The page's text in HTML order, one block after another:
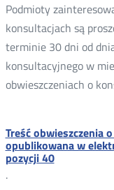
Podmioty
konsultacjach są
terminie 30 dni od
konsultacyjnego w
obwieszczeniach o
Treść obwieszczenia
opublikowana w
pozycji 40
.